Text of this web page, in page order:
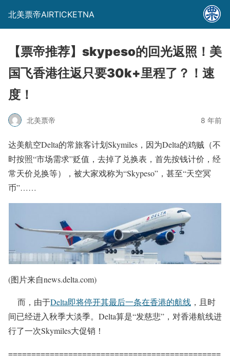
北美票帝AIRTICKETNA
【票帝推荐】skypeso的回光返照！美
国飞香港往返只要30k+里程了？！速
度！
北美票帝 8 年前
达美航空Delta的常旅客计划Skymiles，因为Delta的鸡贼（不
时按照“市场需求”贬值，去掉了兑换表，首先按钱计价，经
常天价兑换等），被大家戏称为“Skypeso”，甚至“天空冥
币”……
(图片来自news.delta.com)
而，由于Delta即将停开其最后一条在香港的航线 ，且时
间已经进入秋季大淡季。Delta算是“发慈悲”，对香港航线进
行了一次Skymiles大促销！
==============================================